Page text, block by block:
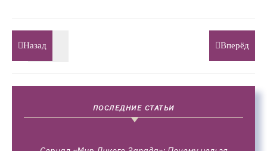
Назад Вперёд
ПОСЛЕДНИЕ СТАТЬИ